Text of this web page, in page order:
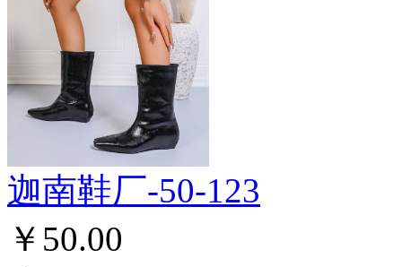
迦南鞋厂-50-123
￥50.00